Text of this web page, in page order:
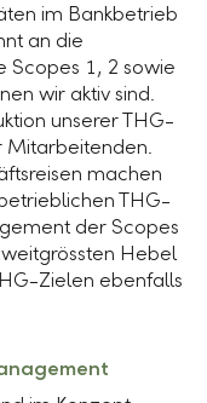
im Bankbetrieb
an die
Scopes 1, 2 sowie
wir aktiv sind.
unserer THG-
Mitarbeitenden.
machen
THG-
der Scopes
Hebel
Zielen ebenfalls